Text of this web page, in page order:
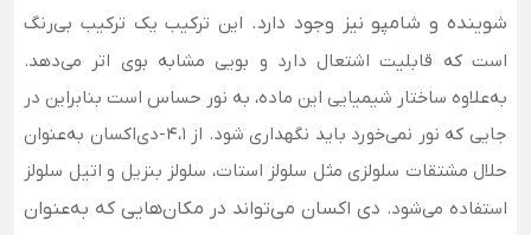
شوینده و شامپو نیز وجود دارد. این ترکیب یک ترکیب بی‌رنگ
است که قابلیت اشتعال دارد و بویی مشابه بوی اتر می‌دهد.
به‌علاوه ساختار شیمیایی این ماده، به نور حساس است بنابراین در
جایی که نور نمی‌خورد باید نگهداری شود. از 4،1-دی‌اکسان به‌عنوان
حلال مشتقات سلولزی مثل سلولز استات، سلولز بنزیل و اتیل سلولز
استفاده می‌شود. دی اکسان می‌تواند در مکان‌هایی که به‌عنوان